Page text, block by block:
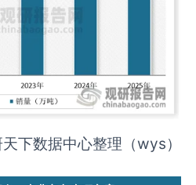
下数据中心整理（wys）